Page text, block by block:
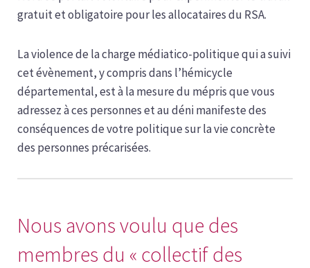
gratuit et obligatoire pour les allocataires du RSA.
La violence de la charge médiatico-politique qui a suivi
cet évènement, y compris dans l’hémicycle
départemental, est à la mesure du mépris que vous
adressez à ces personnes et au déni manifeste des
conséquences de votre politique sur la vie concrète
des personnes précarisées.
Nous avons voulu que des
membres du « collectif des